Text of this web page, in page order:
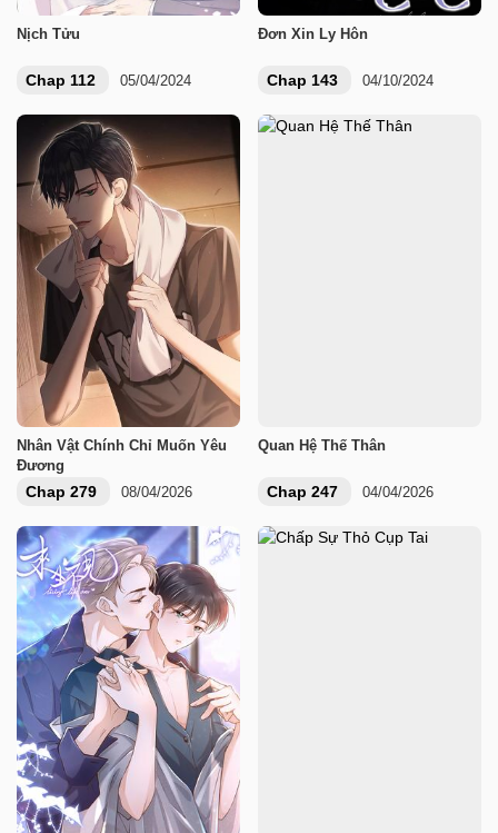
Nịch Tửu
Chap 112 05/04/2024
Đơn Xin Ly Hôn
Chap 143 04/10/2024
Nhân Vật Chính Chỉ Muốn Yêu
Đương
Chap 279 08/04/2026
Quan Hệ Thế Thân
Chap 247 04/04/2026